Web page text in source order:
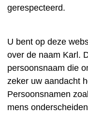
gerespecteerd.
U bent op deze
over de naam Karl.
persoonsnaam die
zeker uw aandacht
Persoonsnamen
mens